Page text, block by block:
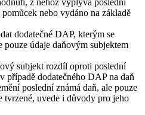
z něhož vyplývá poslední
nebo vydáno na základě
dodatečné DAP, kterým se
pouze údaje daňovým subjektem
subjekt rozdíl oproti poslední
případě dodatečného DAP na daň
poslední známá daň, ale pouze
tvrzené, uvede i důvody pro jeho